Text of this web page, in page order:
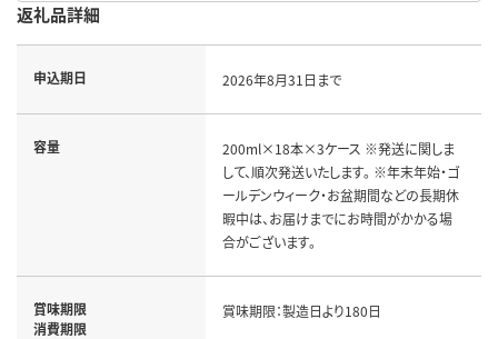
返礼品詳細
申込期日 2026年8月31日まで
容量
200ml×18本×3ケース ※発送に関しま
して、順次発送いたします。 ※年末年始・ゴ
ールデンウィーク・お盆期間などの長期休
暇中は、お届けまでにお時間がかかる場
合がございます。
賞味期限
消費期限
賞味期限：製造日より180日